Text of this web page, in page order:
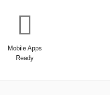
Mobile Apps
Ready